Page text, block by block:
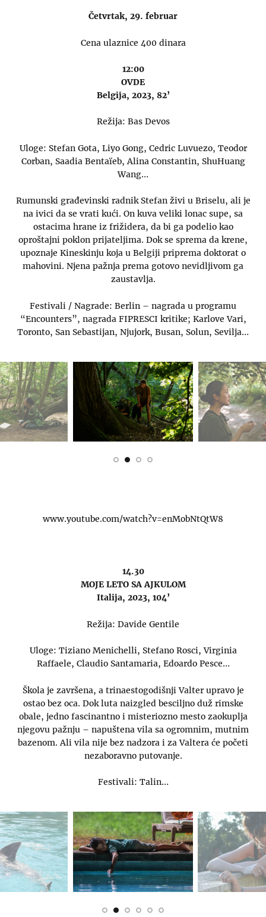
Četvrtak, 29. februar
Cena ulaznice 400 dinara
12:00
OVDE
Belgija, 2023, 82’
Režija: Bas Devos
Uloge: Stefan Gota, Liyo Gong, Cedric Luvuezo, Teodor
Corban, Saadia Bentaïeb, Alina Constantin, ShuHuang
Wang…
Rumunski građevinski radnik Stefan živi u Briselu, ali je
na ivici da se vrati kući. On kuva veliki lonac supe, sa
ostacima hrane iz frižidera, da bi ga podelio kao
oproštajni poklon prijateljima. Dok se sprema da krene,
upoznaje Kineskinju koja u Belgiji priprema doktorat o
mahovini. Njena pažnja prema gotovo nevidljivom ga
zaustavlja.
Festivali / Nagrade: Berlin – nagrada u programu
“Encounters”, nagrada FIPRESCI kritike; Karlove Vari,
Toronto, San Sebastijan, Njujork, Busan, Solun, Sevilja…
www.youtube.com/watch?v=enMobNtQtW8
14.30
MOJE LETO SA AJKULOM
Italija, 2023, 104’
Režija: Davide Gentile
Uloge: Tiziano Menichelli, Stefano Rosci, Virginia
Raffaele, Claudio Santamaria, Edoardo Pesce…
Škola je završena, a trinaestogodišnji Valter upravo je
ostao bez oca. Dok luta naizgled besciljno duž rimske
obale, jedno fascinantno i misteriozno mesto zaokuplja
njegovu pažnju – napuštena vila sa ogromnim, mutnim
bazenom. Ali vila nije bez nadzora i za Valtera će početi
nezaboravno putovanje.
Festivali: Talin…